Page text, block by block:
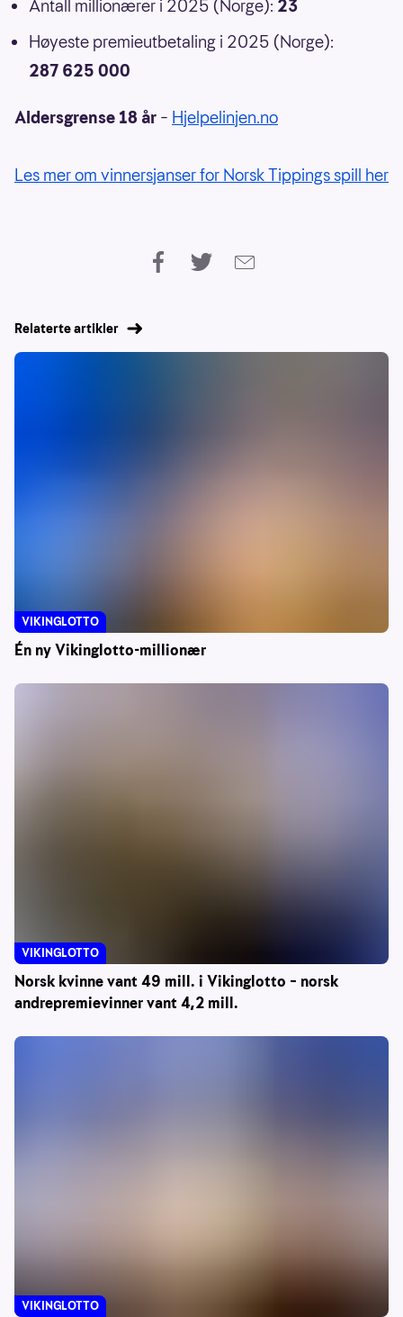
Antall millionærer i 2025 (Norge): 23
Høyeste premieutbetaling i 2025 (Norge):
287 625 000
Aldersgrense 18 år – Hjelpelinjen.no
Les mer om vinnersjanser for Norsk Tippings spill her
Relaterte artikler
Én ny Vikinglotto-millionær
VIKINGLOTTO
Norsk kvinne vant 49 mill. i Vikinglotto – norsk
andrepremievinner vant 4,2 mill.
VIKINGLOTTO
VIKINGLOTTO